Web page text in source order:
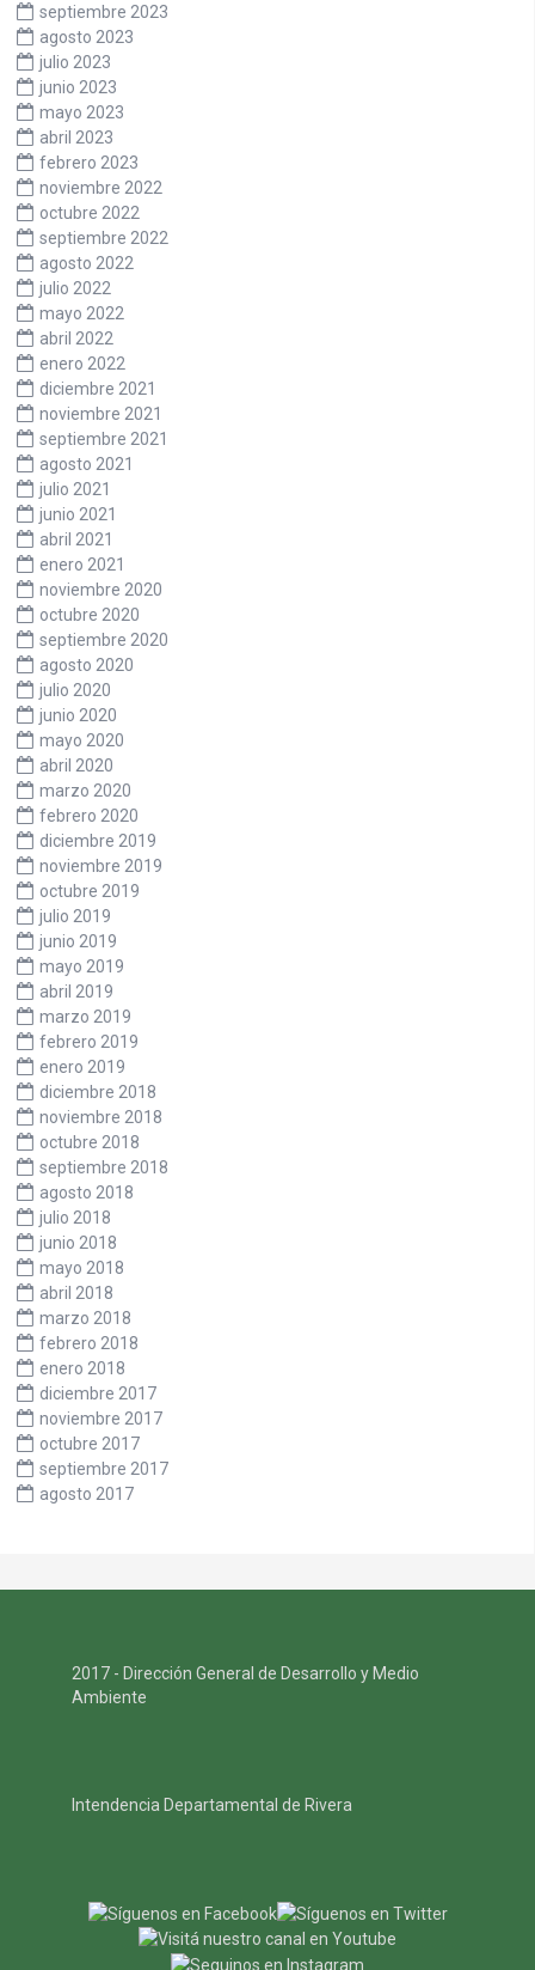
septiembre 2023
agosto 2023
julio 2023
junio 2023
mayo 2023
abril 2023
febrero 2023
noviembre 2022
octubre 2022
septiembre 2022
agosto 2022
julio 2022
mayo 2022
abril 2022
enero 2022
diciembre 2021
noviembre 2021
septiembre 2021
agosto 2021
julio 2021
junio 2021
abril 2021
enero 2021
noviembre 2020
octubre 2020
septiembre 2020
agosto 2020
julio 2020
junio 2020
mayo 2020
abril 2020
marzo 2020
febrero 2020
diciembre 2019
noviembre 2019
octubre 2019
julio 2019
junio 2019
mayo 2019
abril 2019
marzo 2019
febrero 2019
enero 2019
diciembre 2018
noviembre 2018
octubre 2018
septiembre 2018
agosto 2018
julio 2018
junio 2018
mayo 2018
abril 2018
marzo 2018
febrero 2018
enero 2018
diciembre 2017
noviembre 2017
octubre 2017
septiembre 2017
agosto 2017
2017 - Dirección General de Desarrollo y Medio
Ambiente
Intendencia Departamental de Rivera